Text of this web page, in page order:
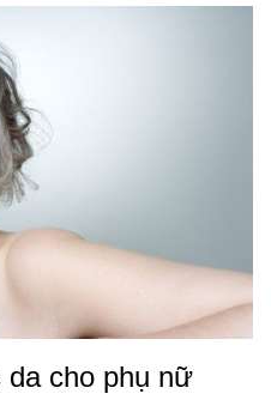
da cho phụ nữ